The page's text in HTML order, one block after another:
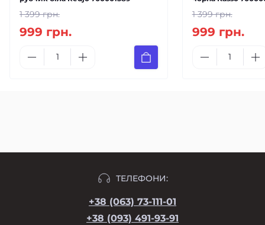
1 399 грн.
999 грн.
1 399 грн.
999 грн.
ТЕЛЕФОНИ:
+38 (063) 73-111-01
+38 (093) 491-93-91